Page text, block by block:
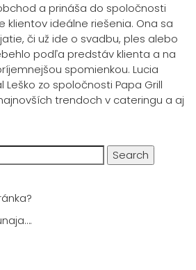
a prináša do spoločnosti
klientov ideálne riešenia. Ona sa
či už ide o svadbu, ples alebo
podľa predstáv klienta a na
spomienkou. Lucia
Leško zo spoločnosti Papa Grill
trendoch v cateringu a aj